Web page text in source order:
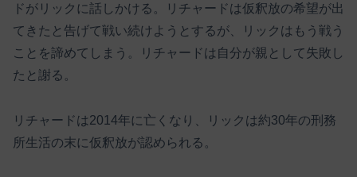
ドがリックに話しかける。リチャードは仮釈放の希望が出
てきたと告げて戦い続けようとするが、リックはもう戦う
ことを諦めてしまう。リチャードは自分が親として失敗し
たと謝る。
リチャードは2014年に亡くなり、リックは約30年の刑務
所生活の末に仮釈放が認められる。